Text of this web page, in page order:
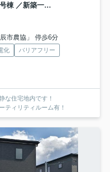
クレイドルガーデン東九条町 ２号棟 ／新築一戸建
市農協」 停歩6分
化
バリアフリー
な住宅地内です！
ティリティルーム有！